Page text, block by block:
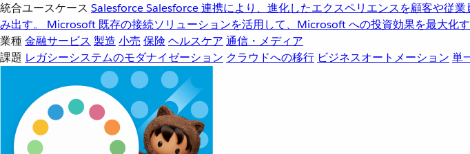
統合ユースケース SalesforceSalesforce 連携により、進化したエクスペリエンスを顧客や従業
み出す。
Microsoft 既存の接続ソリューションを活用して、Microsoft への投資効果を最大化す
業種金融サービス 製造 小売 保険 ヘルスケア 通信・メディア
課題 レガシーシステムのモダナイゼーション クラウドへの移行 ビジネスオートメーション 単